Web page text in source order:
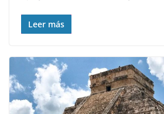
Leer más